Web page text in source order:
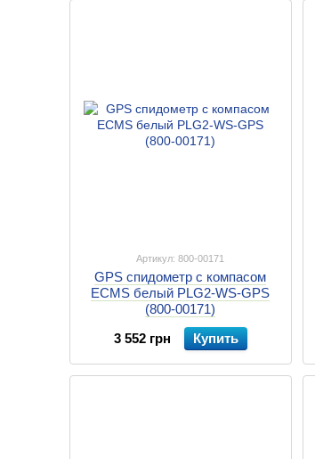
Артикул: 800-00171
GPS спидометр с компасом
ECMS белый PLG2-WS-GPS
(800-00171)
3 552 грн
Купить